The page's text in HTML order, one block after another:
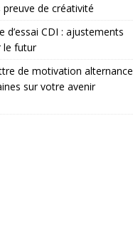
de créativité
d’essai CDI : ajustements
le futur
de motivation alternance
sur votre avenir